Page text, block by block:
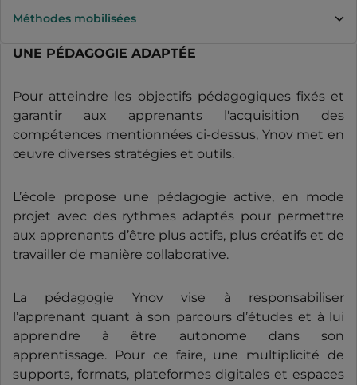
Méthodes mobilisées
UNE PÉDAGOGIE ADAPTÉE
Pour atteindre les objectifs pédagogiques fixés et
garantir aux apprenants l'acquisition des
compétences mentionnées ci-dessus, Ynov met en
œuvre diverses stratégies et outils.
L’école propose une pédagogie active, en mode
projet avec des rythmes adaptés pour permettre
aux apprenants d’être plus actifs, plus créatifs et de
travailler de manière collaborative.
La pédagogie Ynov vise à responsabiliser
l’apprenant quant à son parcours d’études et à lui
apprendre à être autonome dans son
apprentissage. Pour ce faire, une multiplicité de
supports, formats, plateformes digitales et espaces